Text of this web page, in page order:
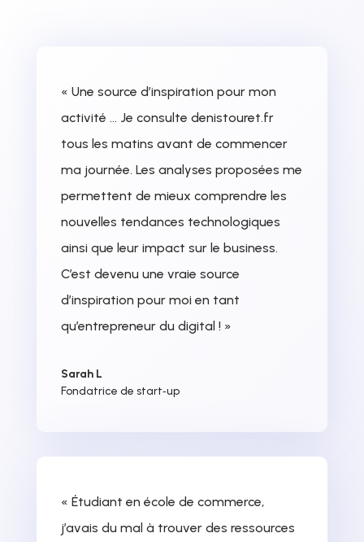
« Une source d’inspiration pour mon
activité … Je consulte denistouret.fr
tous les matins avant de commencer
ma journée. Les analyses proposées me
permettent de mieux comprendre les
nouvelles tendances technologiques
ainsi que leur impact sur le business.
C’est devenu une vraie source
d’inspiration pour moi en tant
qu’entrepreneur du digital ! »
Sarah L
Fondatrice de start‑up
« Étudiant en école de commerce,
j’avais du mal à trouver des ressources